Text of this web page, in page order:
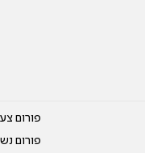
פורום
פורום